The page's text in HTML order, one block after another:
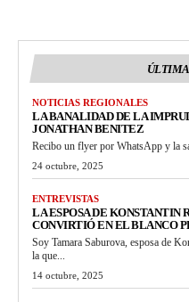
NOTICIAS REGIONALES
LA BANALIDAD DE LA
JONATHAN BENITEZ
Recibo un flyer por WhatsApp y la
24 octubre, 2025
ENTREVISTAS
LA ESPOSA DE KONSTANTIN
CONVIRTIÓ EN EL BLANCO
Soy Tamara Saburova, esposa de
la que...
14 octubre, 2025